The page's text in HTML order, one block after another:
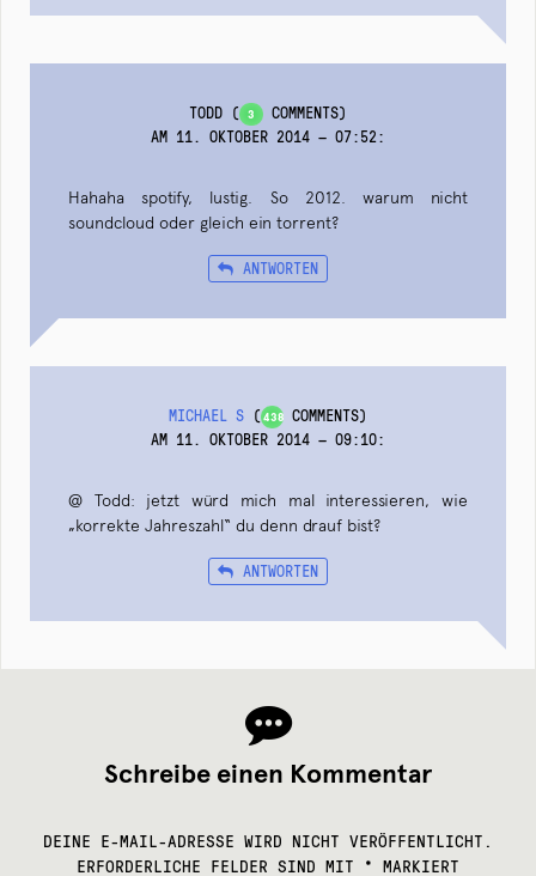
TODD ( 3 COMMENTS)
AM 11. OKTOBER 2014 — 07:52:
Hahaha spotify, lustig. So 2012. warum nicht
soundcloud oder gleich ein torrent?
ANTWORTEN
MICHAEL S (438 COMMENTS)
AM 11. OKTOBER 2014 — 09:10:
@ Todd: jetzt würd mich mal interessieren, wie
„korrekte Jahreszahl“ du denn drauf bist?
ANTWORTEN
Schreibe einen Kommentar
DEINE E-MAIL-ADRESSE WIRD NICHT VERÖFFENTLICHT.
ERFORDERLICHE FELDER SIND MIT * MARKIERT